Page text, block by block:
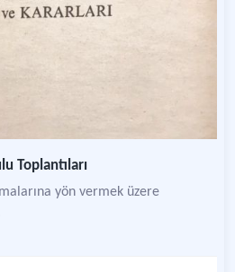
Toplantıları
yön vermek üzere